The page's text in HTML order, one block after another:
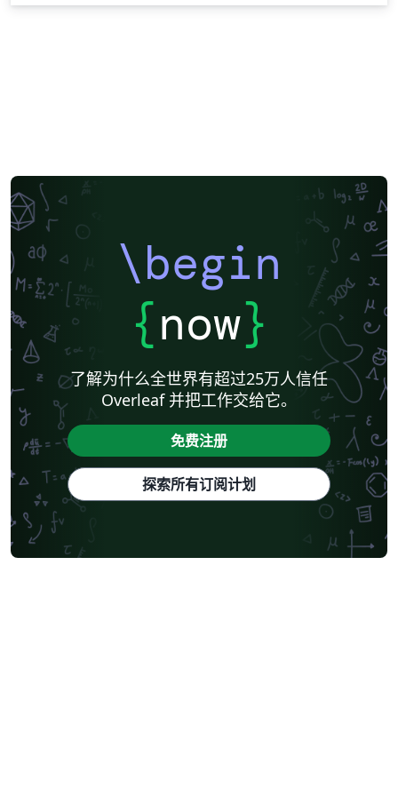
\begin
{now}
了解为什么全世界有超过25万人信任
Overleaf 并把工作交给它。
免费注册
探索所有订阅计划